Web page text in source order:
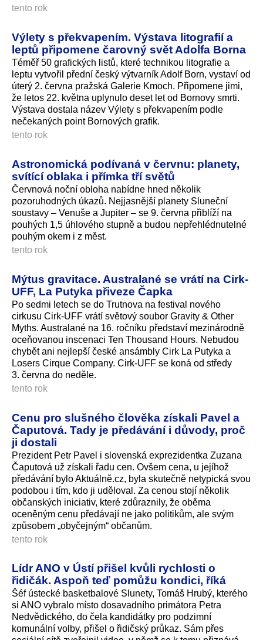
tento rok
Výlety s překvapením. Výstava litografií a
leptů připomene čarovný svět Adolfa Borna
Téměř 50 grafických listů, které technikou litografie a
leptu vytvořil přední český výtvarník Adolf Born, vystaví od
úterý 2. června pražská Galerie Kmoch. Připomene jimi,
že letos 22. května uplynulo deset let od Bornovy smrti.
Výstava dostala název Výlety s překvapením podle
nečekaných point Bornových grafik.
tento rok
Astronomická podívaná v červnu: planety,
svítící oblaka i přímka tří světů
Červnová noční obloha nabídne hned několik
pozoruhodných úkazů. Nejjasnější planety Sluneční
soustavy – Venuše a Jupiter – se 9. června přiblíží na
pouhých 1,5 úhlového stupně a budou nepřehlédnutelné
pouhým okem i z měst.
tento rok
Mýtus gravitace. Australané se vrátí na Cirk-
UFF, La Putyka přiveze Čapka
Po sedmi letech se do Trutnova na festival nového
cirkusu Cirk-UFF vrátí světový soubor Gravity & Other
Myths. Australané na 16. ročníku představí mezinárodně
oceňovanou inscenaci Ten Thousand Hours. Nebudou
chybět ani nejlepší české ansámbly Cirk La Putyka a
Losers Cirque Company. Cirk-UFF se koná od středy
3. června do neděle.
tento rok
Cenu pro slušného člověka získali Pavel a
Čaputová. Tady je předávání i důvody, proč
ji dostali
Prezident Petr Pavel i slovenská exprezidentka Zuzana
Čaputová už získali řadu cen. Ovšem cena, u jejíhož
předávání bylo Aktuálně.cz, byla skutečně netypická svou
podobou i tím, kdo ji uděloval. Za cenou stojí několik
občanských iniciativ, které zdůraznily, že oběma
oceněným cenu předávají ne jako politikům, ale svým
způsobem „obyčejným“ občanům.
tento rok
Lídr ANO v Ústí přišel kvůli rychlosti o
řidičák. Aspoň teď pomůžu kondici, říká
Šéf ústecké basketbalové Slunety, Tomáš Hrubý, kterého
si ANO vybralo místo dosavadního primátora Petra
Nedvědického, do čela kandidátky pro podzimní
komunální volby, přišel o řidičský průkaz. Sám přes